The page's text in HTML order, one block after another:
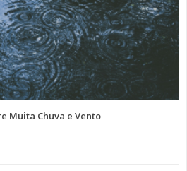
Muita Chuva e Vento